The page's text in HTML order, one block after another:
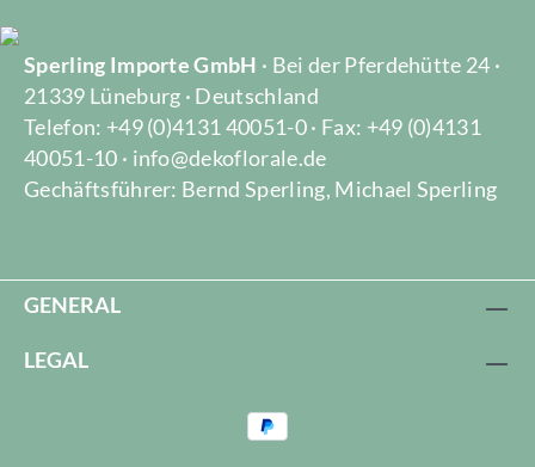
Sperling Importe GmbH · Bei der Pferdehütte 24 ·
21339 Lüneburg · Deutschland
Telefon: +49 (0)4131 40051-0 · Fax: +49 (0)4131
40051-10 · info@dekoflorale.de
Gechäftsführer: Bernd Sperling, Michael Sperling
GENERAL
LEGAL